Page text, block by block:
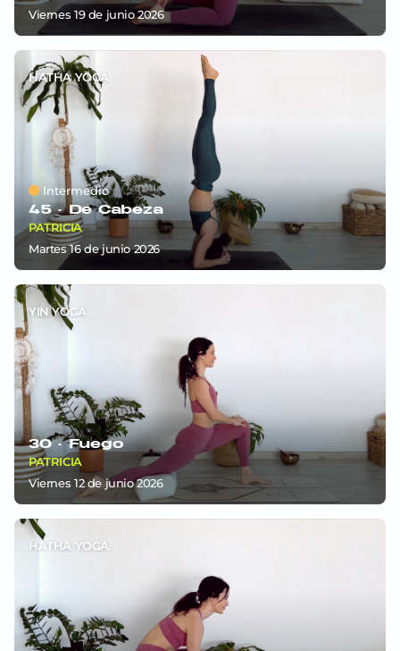
viernes 19de junio 2026
HATHA YOGA
Intermedio
45 ·De Cabeza
PATRICIA
martes 16dejunio 2026
YIN YOGA
30 ·Fuego
PATRICIA
viernes 12dejunio 2026
HATHA YOGA